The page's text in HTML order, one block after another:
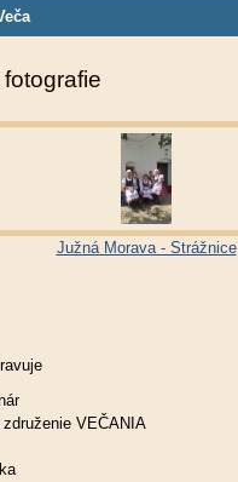
Južná Morava - Strážnice
VEČANIA